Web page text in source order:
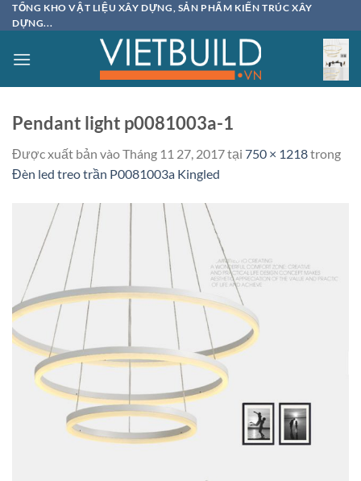
Bỏ
qua
dung
TỔNG KHO VẬT LIỆU XÂY DỰNG, SẢN PHẨM KIẾN TRÚC XÂY
DỰNG...
Pendant light p0081003a-1
Được xuất bản vàoTháng 11 27, 2017tại 750 × 1218trong
Đèn led treo trần P0081003a Kingled